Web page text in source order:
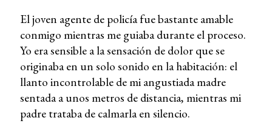
El joven agente de policía fue bastante amable
conmigo mientras me guiaba durante el proceso.
Yo era sensible a la sensación de dolor que se
originaba en un solo sonido en la habitación: el
llanto incontrolable de mi angustiada madre
sentada a unos metros de distancia, mientras mi
padre trataba de calmarla en silencio.